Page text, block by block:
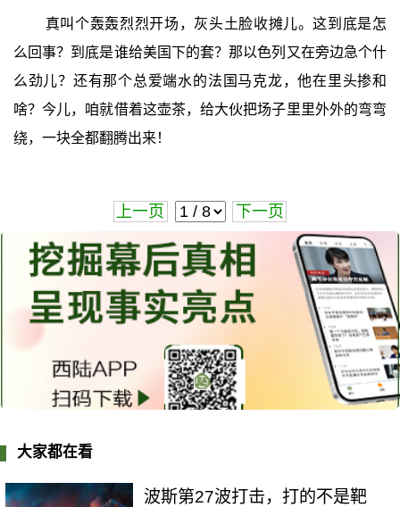
真叫个轰轰烈烈开场，灰头土脸收摊儿。这到底是怎
么回事？到底是谁给美国下的套？那以色列又在旁边急个什
么劲儿？还有那个总爱端水的法国马克龙，他在里头掺和
啥？今儿，咱就借着这壶茶，给大伙把场子里里外外的弯弯
绕，一块全都翻腾出来！
上一页 下一页
大家都在看
波斯第27波打击，打的不是靶